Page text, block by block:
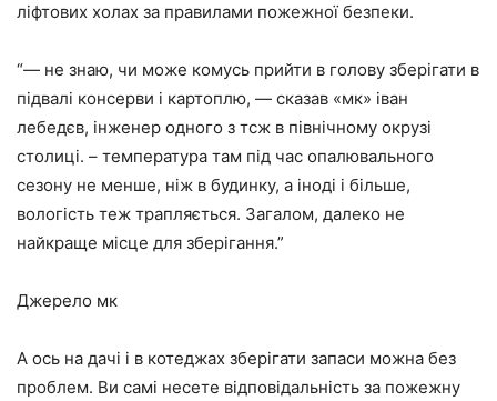
ліфтових холах за правилами пожежної безпеки.
“— не знаю, чи може комусь прийти в голову зберігати в
підвалі консерви і картоплю, — сказав «мк» іван
лебедєв, інженер одного з тсж в північному окрузі
столиці. – температура там під час опалювального
сезону не менше, ніж в будинку, а іноді і більше,
вологість теж трапляється. Загалом, далеко не
найкраще місце для зберігання.”
Джерело мк
А ось на дачі і в котеджах зберігати запаси можна без
проблем. Ви самі несете відповідальність за пожежну